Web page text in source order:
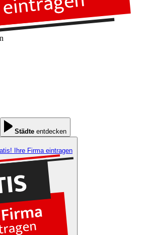
Städte entdecken
Ihre Firma eintragen